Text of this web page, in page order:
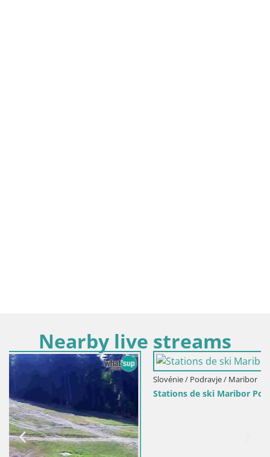
Nearby live streams
Slovénie / Podravje / Maribor
Stations de ski Maribor Pohorje web cam Ruška